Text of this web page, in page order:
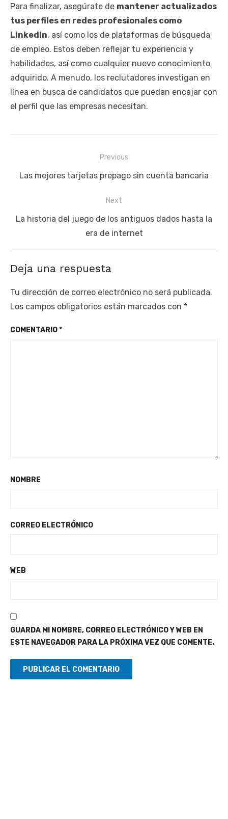
Para finalizar, asegúrate de mantener actualizados
tus perfiles en redes profesionales como
LinkedIn, así como los de plataformas de búsqueda
de empleo. Estos deben reflejar tu experiencia y
habilidades, así como cualquier nuevo conocimiento
adquirido. A menudo, los reclutadores investigan en
línea en busca de candidatos que puedan encajar con
el perfil que las empresas necesitan.
de
Previous
Previous
Las mejores tarjetas prepago sin cuenta bancaria
Next
Next
La historia del juego de los antiguos dados hasta la
era de internet
Deja una respuesta
Tu dirección de correo electrónico no será publicada.
Los campos obligatorios están marcados con *
COMENTARIO*
NOMBRE
CORREO ELECTRÓNICO
WEB
GUARDA MI NOMBRE, CORREO ELECTRÓNICO Y WEB EN
ESTE NAVEGADOR PARA LA PRÓXIMA VEZ QUE COMENTE.